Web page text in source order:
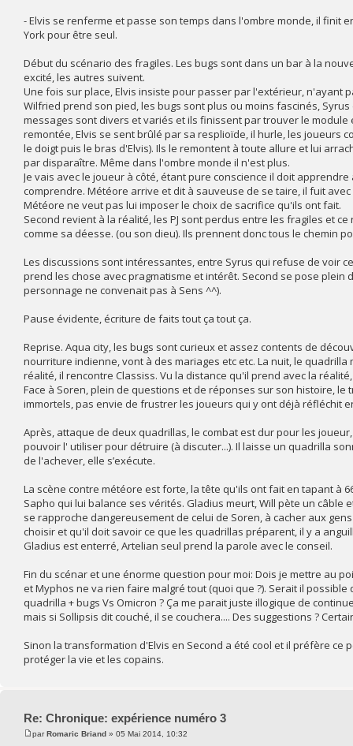
- Elvis se renferme et passe son temps dans l'ombre monde, il
York pour être seul.
Début du scénario des fragiles. Les bugs sont dans un bar à la
excité, les autres suivent.
Une fois sur place, Elvis insiste pour passer par l'extérieur, n'ayant
Wilfried prend son pied, les bugs sont plus ou moins fascinés,
messages sont divers et variés et ils finissent par trouver le
remontée, Elvis se sent brûlé par sa resplioïde, il hurle, les joueurs
le doigt puis le bras d'Elvis). Ils le remontent à toute allure et lui
par disparaître. Même dans l'ombre monde il n'est plus.
Je vais avec le joueur à côté, étant pure conscience il doit
comprendre. Météore arrive et dit à sauveuse de se taire, il fuit
Météore ne veut pas lui imposer le choix de sacrifice qu'ils ont fait.
Second revient à la réalité, les PJ sont perdus entre les fragiles et
comme sa déesse. (ou son dieu). Ils prennent donc tous le chemin
Les discussions sont intéressantes, entre Syrus qui refuse de voir
prend les chose avec pragmatisme et intérêt. Second se pose
personnage ne convenait pas à Sens ^^).
Pause évidente, écriture de faits tout ça tout ça.
Reprise. Aqua city, les bugs sont curieux et assez contents de
nourriture indienne, vont à des mariages etc etc. La nuit, le
réalité, il rencontre Classiss. Vu la distance qu'il prend avec la
Face à Soren, plein de questions et de réponses sur son histoire,
immortels, pas envie de frustrer les joueurs qui y ont déjà réfléchit
Après, attaque de deux quadrillas, le combat est dur pour les
pouvoir l' utiliser pour détruire (à discuter...). Il laisse un quadrilla
de l'achever, elle s’exécute.
La scène contre météore est forte, la tête qu'ils ont fait en tapant à
Sapho qui lui balance ses vérités. Gladius meurt, Will pète un
se rapproche dangereusement de celui de Soren, à cacher aux
choisir et qu'il doit savoir ce que les quadrillas préparent, il y a
Gladius est enterré, Artelian seul prend la parole avec le conseil.
Fin du scénar et une énorme question pour moi: Dois je mettre au
et Myphos ne va rien faire malgré tout (quoi que ?). Serait il
quadrilla + bugs Vs Omicron ? Ça me parait juste illogique de
mais si Sollipsis dit couché, il se couchera.... Des suggestions ?
Sinon la transformation d'Elvis en Second a été cool et il préfère
protéger la vie et les copains.
Re: Chronique: expérience numéro 3
parRomaric Briand » 05 Mai 2014, 10:32